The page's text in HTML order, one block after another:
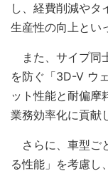
し、経費削減やタ
生産性の向上とい
また、サイプ同
を防ぐ「3D-V ウ
ット性能と耐偏摩
業務効率化に貢献
さらに、車型ご
る性能」を考慮し